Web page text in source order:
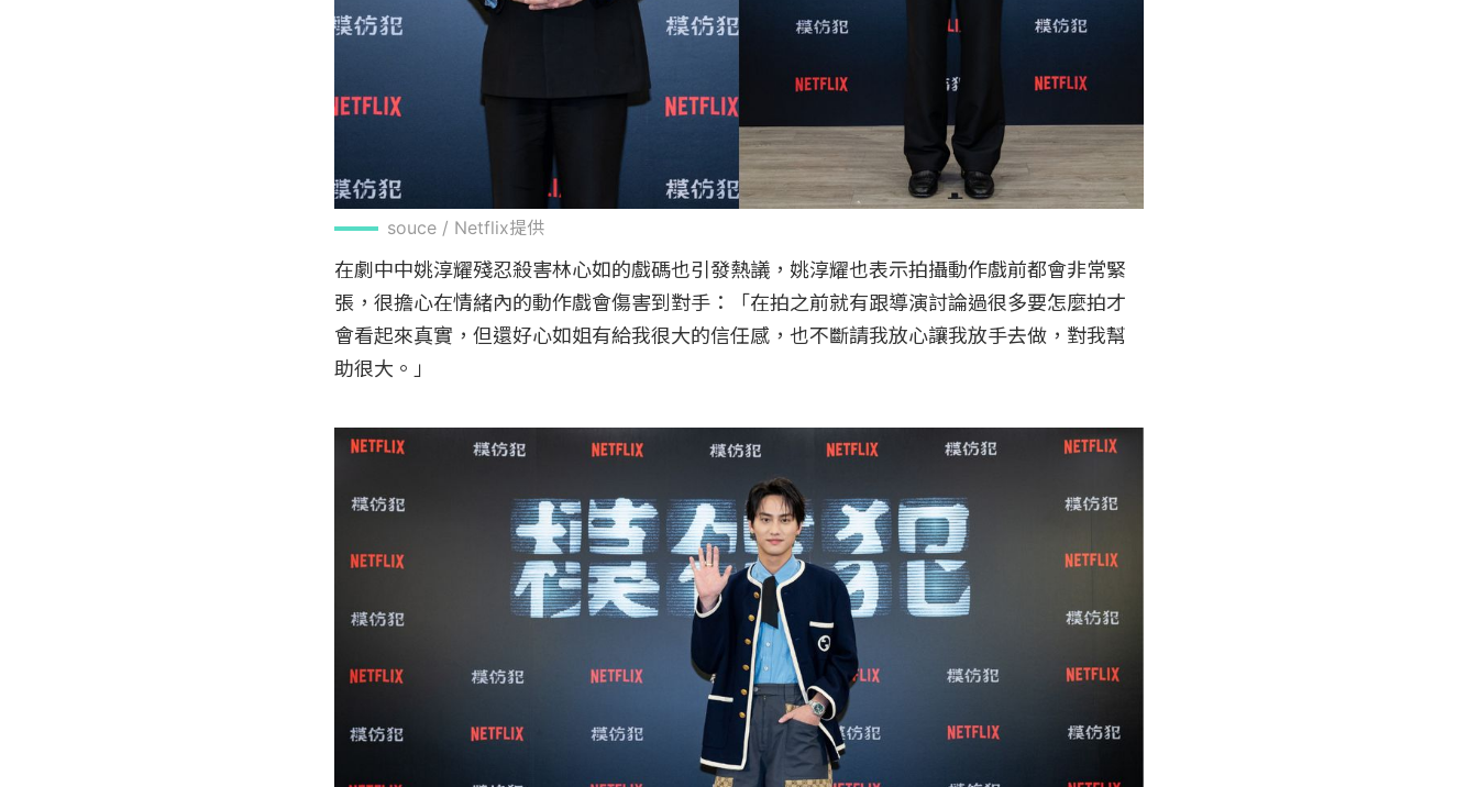
souce / Netflix提供
在劇中中姚淳耀殘忍殺害林心如的戲碼也引發熱議，姚淳耀也表示拍攝動作戲前都會非常緊
張，很擔心在情緒內的動作戲會傷害到對手：「在拍之前就有跟導演討論過很多要怎麼拍才
會看起來真實，但還好心如姐有給我很大的信任感，也不斷請我放心讓我放手去做，對我幫
助很大。」